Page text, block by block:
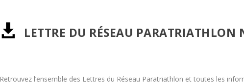
 LETTRE DU RÉSEAU PARATRIATHLON
Retrouvez l’ensemble des Lettres du Réseau Paratriathlon et toutes les